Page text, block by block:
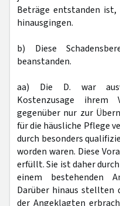
Beträge entstanden ist,
hinausgingen.
b) Diese
beanstanden.
aa) Die D. war
Kostenzusage ihrem
gegenüber nur zur
für die häusliche Pflege
durch besonders
worden waren. Diese
erfüllt. Sie ist daher
einem bestehenden
Darüber hinaus stellten
der Angeklagten